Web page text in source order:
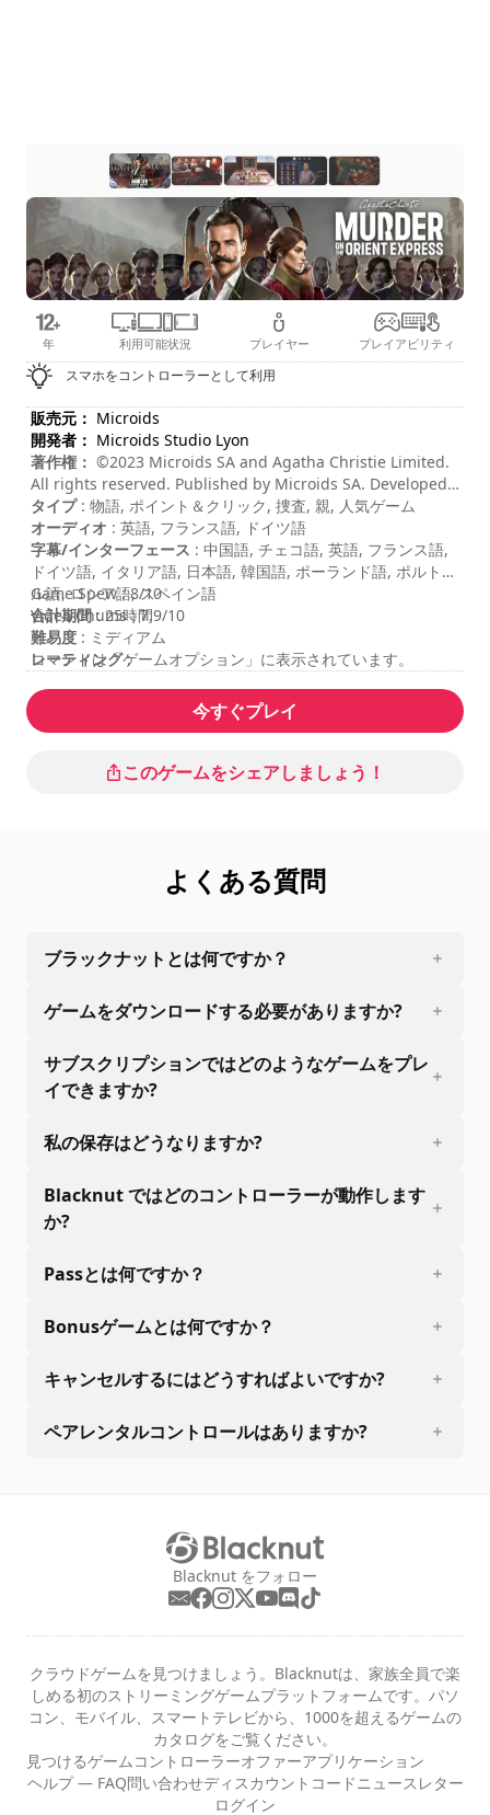
年 利用可能状況 プレイヤー プレイアビリティ
スマホをコントローラーとして利用
販売元： Microids
開発者： Microids Studio Lyon
著作権： ©2023 Microids SA and Agatha Christie Limited.
All rights reserved. Published by Microids SA. Developed
by Microids Studio Lyon. All rights reserved. Murder On
The Orient Express © 1934 Agatha Christie Limited. All
rights reserved. MURDER ON THE ORIENT EXPRESS,
AGATHA CHRISTIE, POIROT, and the Agatha Christie
Signature are registered trademarks of Agatha Christie
Limited in the UK and elsewhere. All rights reserved.
タイプ: 物語, ポイント＆クリック, 捜査, 親, 人気ゲーム
オーディオ : 英語, フランス語, ドイツ語
字幕/インターフェース : 中国語, チェコ語, 英語, フランス語,
ドイツ語, イタリア語, 日本語, 韓国語, ポーランド語, ポルトガ
ル語, ロシア語, スペイン語
合計期間: 25時間
難易度 : ミディアム
レーティング:
Game Spew : 8/10
Video Chums : 7.9/10
コマンドは「ゲームオプション」に表示されています。
今すぐプレイ
このゲームをシェアしましょう！
よくある質問
ブラックナットとは何ですか？
ゲームをダウンロードする必要がありますか?
サブスクリプションではどのようなゲームをプレ
イできますか?
私の保存はどうなりますか?
Blacknut ではどのコントローラーが動作します
か?
Passとは何ですか？
Bonusゲームとは何ですか？
キャンセルするにはどうすればよいですか?
ペアレンタルコントロールはありますか?
Blacknut をフォロー
クラウドゲームを見つけましょう。Blacknutは、家族全員で楽
しめる初のストリーミングゲームプラットフォームです。パソ
コン、モバイル、スマートテレビから、1000を超えるゲームの
カタログをご覧ください。
見つけるゲーム コントローラーオファーアプリケーション
ヘルプ — FAQ問い合わせディスカウントコード ニュースレター
ログイン